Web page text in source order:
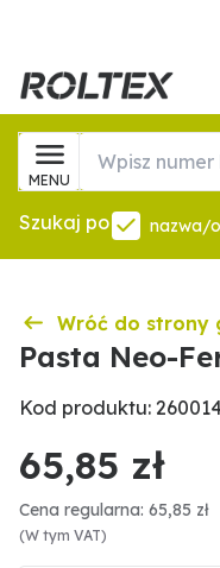
MENU
Szukaj po nazwa/
Wróć do strony
Pasta Neo-
Kod produktu:
65,85 zł
Cena regularna: 65,85 zł
(W tym VAT)